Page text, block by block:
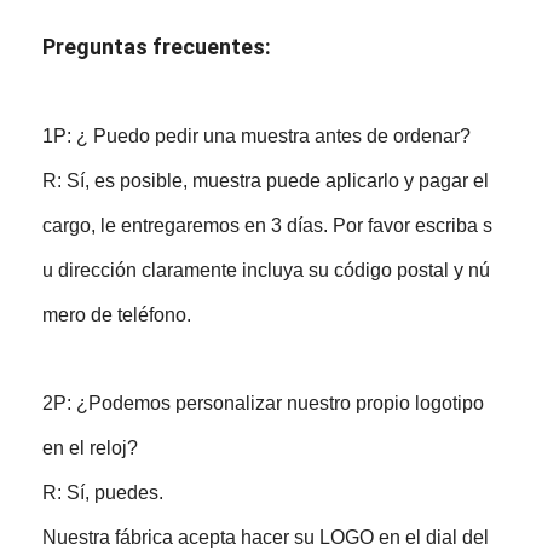
Preguntas frecuentes:
1P: ¿ Puedo pedir una muestra antes de ordenar?
R: Sí, es posible, muestra puede aplicarlo y pagar el
cargo, le entregaremos en 3 días. Por favor escriba s
u dirección claramente incluya su código postal y nú
mero de teléfono.
2P: ¿Podemos personalizar nuestro propio logotipo
en el reloj?
R: Sí, puedes.
Nuestra fábrica acepta hacer su LOGO en el dial del